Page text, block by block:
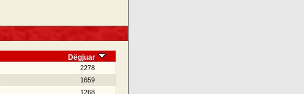
Dëgjuar
2278
1659
1268